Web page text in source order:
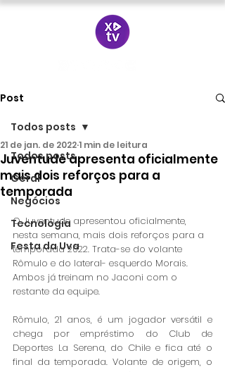
Post
Todos posts
Geral
Negócios
Tecnologia
Festa da Uva
Todos posts
Juventude apresenta oficialmente
mais dois reforços para a
temporada
21 de jan. de 20221 min de leitura
O Juventude apresentou oficialmente,
nesta semana, mais dois reforços para a
temporada 2022. Trata-se do volante
Rômulo e do lateral- esquerdo Morais.
Ambos já treinam no Jaconi com o
restante da equipe.
Rômulo, 21 anos, é um jogador versátil e
chega por empréstimo do Club de
Deportes La Serena, do Chile e fica até o
final da temporada. Volante de origem, o